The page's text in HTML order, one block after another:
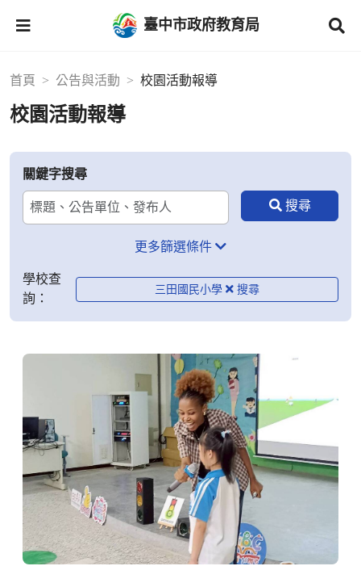
臺中市政府教育局
首頁 公告與活動 校園活動報導
校園活動報導
關鍵字搜尋
更多篩選條件
學校查
詢：
三田國民小學